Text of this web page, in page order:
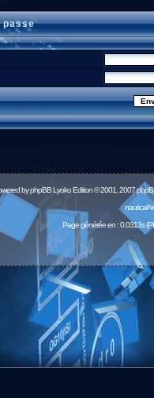
passe
byphpBBLyoko Edition © 2001, 2007
Page générée en : 0.0313s